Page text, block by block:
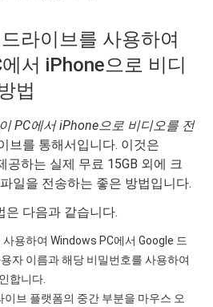
라이브를 사용하여
서 iPhone으로 비디
법
PC에서 iPhone으로 비디오를 전
브를 통해서입니다. 이것은
공하는 실제 무료 15GB 외에 크
일을 전송하는 좋은 방법입니다.
은 다음과 같습니다.
용하여 Windows PC에서 Google 드
자 이름과 해당 비밀번호를 사용하여
합니다.
이브 플랫폼의 중간 부분을 마우스 오